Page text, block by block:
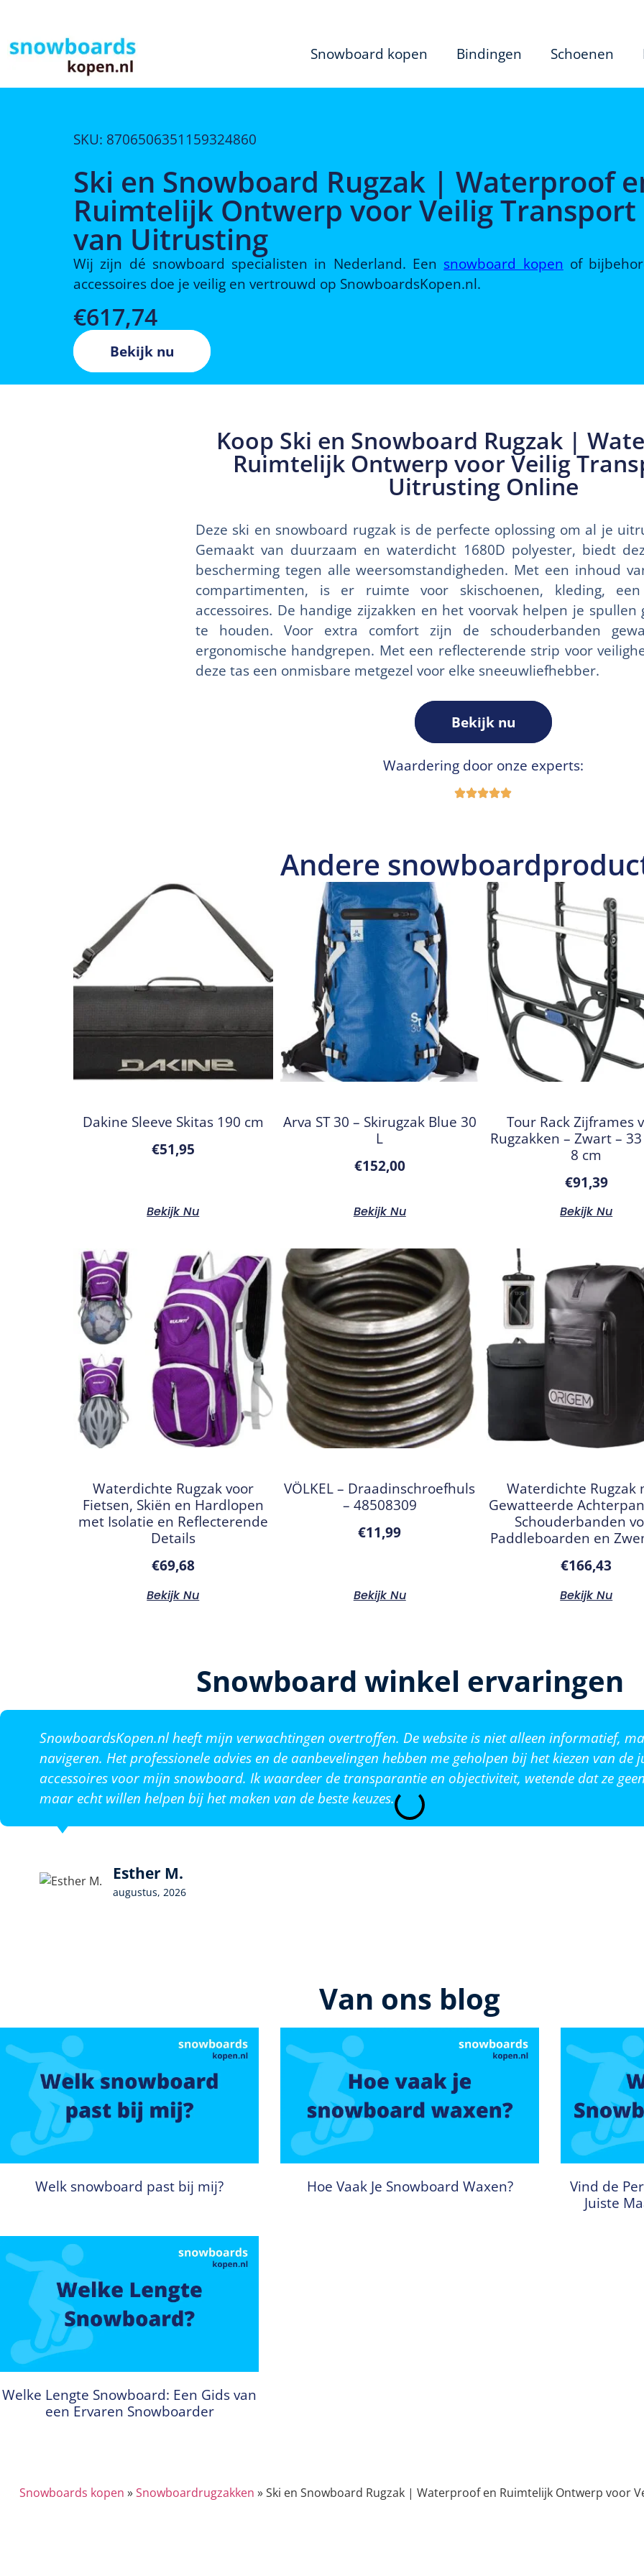
Snowboard kopen Bindingen Schoenen
SKU: 8706506351159324860
Ski en Snowboard Rugzak | Waterproof
Ruimtelijk Ontwerp voor Veilig Transport
van Uitrusting
Wij zijn dé snowboard specialisten in Nederland. Een snowboard kopen of
accessoires doe je veilig en vertrouwd op SnowboardsKopen.nl.
€617,74
Bekijk nu
Koop Ski en Snowboard Rugzak |
Ruimtelijk Ontwerp voor Veilig
Uitrusting Online
Deze ski en snowboard rugzak is de perfecte oplossing om al je
Gemaakt van duurzaam en waterdicht 1680D polyester, biedt
bescherming tegen alle weersomstandigheden. Met een inhoud
compartimenten, is er ruimte voor skischoenen, kleding,
accessoires. De handige zijzakken en het voorvak helpen je spullen
te houden. Voor extra comfort zijn de schouderbanden
ergonomische handgrepen. Met een reflecterende strip voor
deze tas een onmisbare metgezel voor elke sneeuwliefhebber.
Bekijk nu
Waardering door onze experts:
Andere
Dakine Sleeve Skitas 190 cm
€51,95
Bekijk Nu
Arva ST 30 – Skirugzak Blue 30
L
€152,00
Bekijk Nu
Tour Rack Zijframes
Rugzakken – Zwart –
8 cm
€91,39
Bekijk Nu
Waterdichte Rugzak voor
Fietsen, Skiën en Hardlopen
met Isolatie en Reflecterende
Details
€69,68
Bekijk Nu
VÖLKEL – Draadinschroefhuls
– 48508309
€11,99
Bekijk Nu
Waterdichte Rugzak
Gewatteerde
Schouderbanden
Paddleboarden en
€166,43
Bekijk Nu
Snowboard winkel ervaringen
SnowboardsKopen.nl heeft mijn verwachtingen overtroffen. De website is niet alleen informatief,
navigeren. Het professionele advies en de aanbevelingen hebben me geholpen bij het kiezen van de
accessoires voor mijn snowboard. Ik waardeer de transparantie en objectiviteit, wetende dat ze
maar echt willen helpen bij het maken van de beste keuzes.
Esther M.
augustus, 2026
Van ons blog
Welk snowboard past bij mij? Hoe Vaak Je Snowboard Waxen?
Vind de
Juiste
Welke Lengte Snowboard: Een Gids van
een Ervaren Snowboarder
Snowboards kopen »Snowboardrugzakken »Ski en Snowboard Rugzak | Waterproof en Ruimtelijk Ontwerp voor